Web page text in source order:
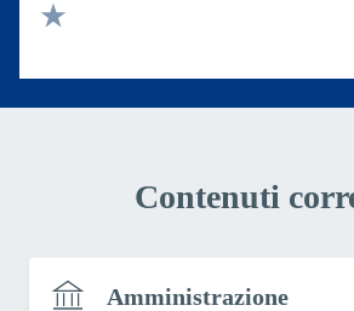
Valuta 2 stelle su 5
Contenuti
Amministrazione